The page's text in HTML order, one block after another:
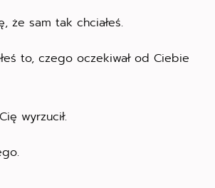
że sam tak chciałeś.
to, czego oczekiwał od Ciebie
wyrzucił.